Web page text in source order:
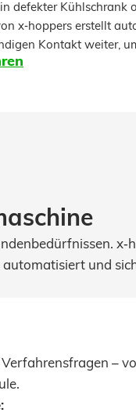
defekter Kühlschrank
x‑hoppers erstellt
Kontakt weiter,
und
–